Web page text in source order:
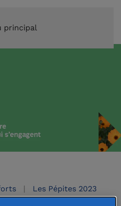
principal
Les Pépites 2023